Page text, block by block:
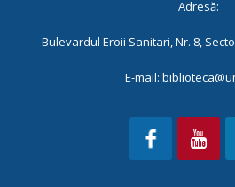
Adresă:
Bulevardul Eroii Sanitari, Nr. 8,
E-mail: